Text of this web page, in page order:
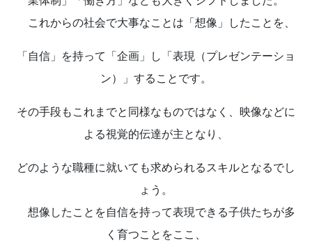
これからの社会で大事なことは「想像」したことを、
「自信」を持って「企画」し「表現（プレゼンテーショ
ン）」することです。
その手段もこれまでと同様なものではなく、映像などに
よる視覚的伝達が主となり、
どのような職種に就いても求められるスキルとなるでし
ょう。
想像したことを自信を持って表現できる子供たちが多
く育つことをここ、